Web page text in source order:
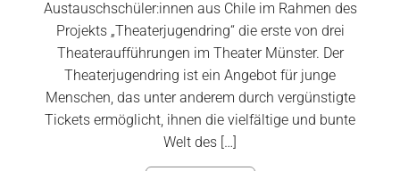
Austauschschüler:innen aus Chile im Rahmen des
Projekts „Theaterjugendring“ die erste von drei
Theateraufführungen im Theater Münster. Der
Theaterjugendring ist ein Angebot für junge
Menschen, das unter anderem durch vergünstigte
Tickets ermöglicht, ihnen die vielfältige und bunte
Welt des […]